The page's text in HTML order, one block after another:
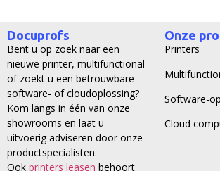
Docuprofs
Bent u op zoek naar een
nieuwe printer, multifunctional
of zoekt u een betrouwbare
software- of cloudoplossing?
Kom langs in één van onze
showrooms en laat u
uitvoerig adviseren door onze
productspecialisten.
Ook printers leasen behoort
Onze
Printers
Software-
Cloud